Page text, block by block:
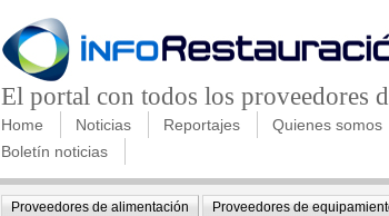
El portal con todos los proveedores
Home Noticias Reportajes Quienes somos
Boletín noticias
Proveedores de alimentación
Proveedores de